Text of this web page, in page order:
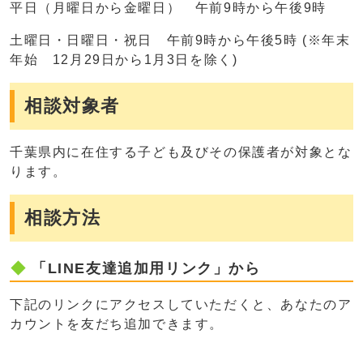
平日（月曜日から金曜日） 午前9時から午後9時
土曜日・日曜日・祝日 午前9時から午後5時 (※年末
年始 12月29日から1月3日を除く)
相談対象者
千葉県内に在住する子ども及びその保護者が対象とな
ります。
相談方法
「LINE友達追加用リンク」から
下記のリンクにアクセスしていただくと、あなたのア
カウントを友だち追加できます。